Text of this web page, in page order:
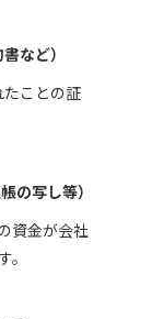
など）
ことの証
の写し等）
資金が会社